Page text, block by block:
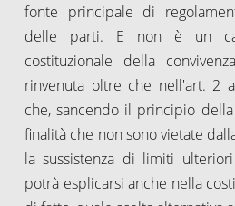
fonte principale di
delle parti. E non è un
costituzionale della
rinvenuta oltre che nell'art. 2
che, sancendo il principio
finalità che non sono vietate
la sussistenza di limiti
potrà esplicarsi anche nella